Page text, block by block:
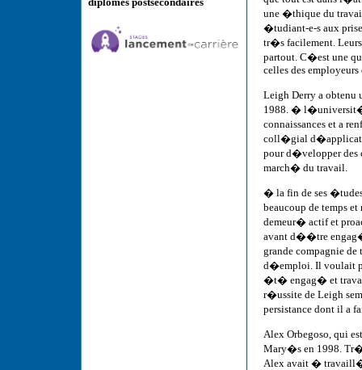
une �thique du
�tudiant-e-s aux
tr�s facilement.
partout. C�est une
celles des
Leigh Derry a
1988. � l�universit�,
connaissances et a
coll�gial
pour d�velopper des
march� du travail.
� la fin de ses
beaucoup de temps
demeur� actif et
avant d��tre
grande compagnie
d�emploi. Il voulait
�t� engag� et
r�ussite de Leigh
persistance dont il a
Alex Orbegoso, qui
Mary�s en 1998.
Alex avait �